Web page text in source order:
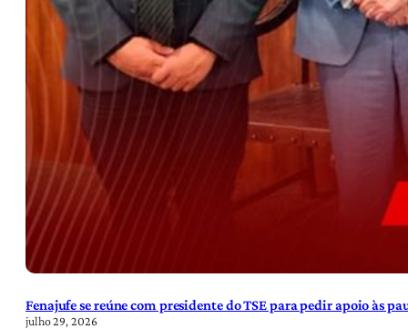
Fenajufe se reúne com presidente do TSE para pedir apoio às
julho 29, 2026